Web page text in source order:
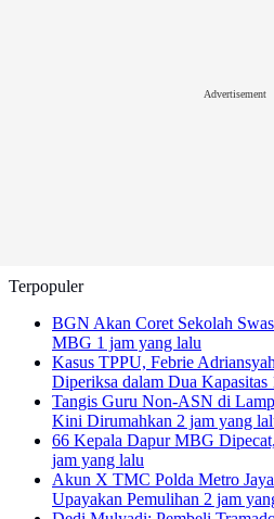
Advertisement
Terpopuler
BGN Akan Coret Sekolah
MBG 1 jam yang lalu
Kasus TPPU, Febrie
Diperiksa dalam Dua Kapasitas
Tangis Guru Non-ASN di
Kini Dirumahkan 2 jam yang
66 Kepala Dapur MBG
jam yang lalu
Akun X TMC Polda Metro
Upayakan Pemulihan 2 jam